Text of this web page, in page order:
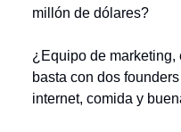
millón de dólares?
¿Equipo de
basta con dos
internet, comida y